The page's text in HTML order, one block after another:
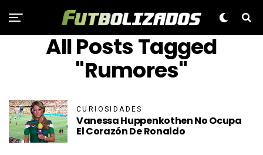
All Posts Tagged
"Rumores"
CURIOSIDADES
Vanessa Huppenkothen No Ocupa
El Corazón De Ronaldo